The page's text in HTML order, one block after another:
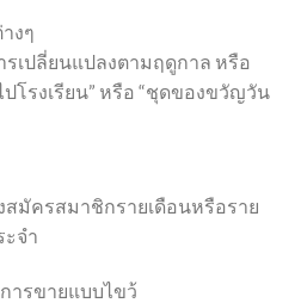
งๆ
เปลี่ยนแปลงตามฤดูกาล หรือ
ปโรงเรียน” หรือ “ชุดของขวัญวัน
มัครสมาชิกรายเดือนหรือราย
ะจำ
ารขายแบบไขว้